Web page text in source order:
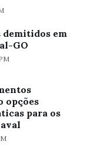
demitidos em
GO
opções
para os